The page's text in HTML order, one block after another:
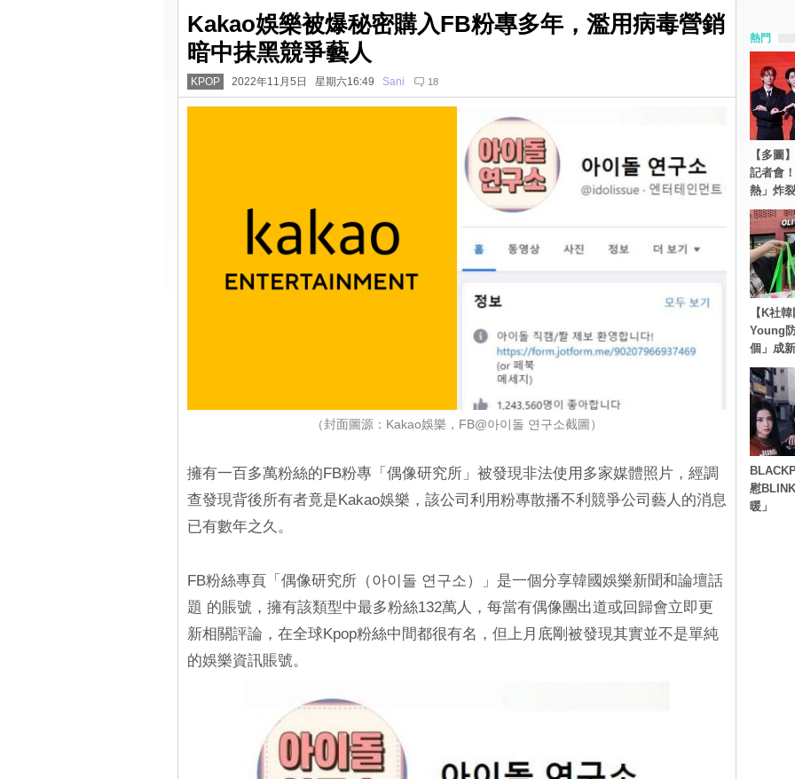
Kakao娛樂被爆秘密購入FB粉專多年，濫用病毒營銷
暗中抹黑競爭藝人
KPOP 2022年11月5日 星期六16:49 Sani 18
（封面圖源：Kakao娛樂，FB@아이돌 연구소截圖）
擁有一百多萬粉絲的FB粉專「偶像研究所」被發現非法使用多家媒體照片，經調
查發現背後所有者竟是Kakao娛樂，該公司利用粉專散播不利競爭公司藝人的消息
已有數年之久。
FB粉絲專頁「偶像研究所（아이돌 연구소）」是一個分享韓國娛樂新聞和論壇話
題 的賬號，擁有該類型中最多粉絲132萬人，每當有偶像團出道或回歸會立即更
新相關評論，在全球Kpop粉絲中間都很有名，但上月底剛被發現其實並不是單純
的娛樂資訊賬號。
熱門
【多圖
記者會
熱」炸
【K社
Young
個」成
慰
暖」